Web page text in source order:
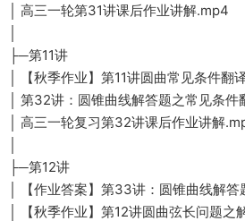
│ 高三一轮第31讲课后作业讲解.mp4
├─第11讲
│ 【秋季作业】第11讲圆曲常见条件翻
│ 第32讲：圆锥曲线解答题之常见条件
│ 高三一轮复习第32讲课后作业讲解
├─第12讲
│ 【作业答案】第33讲：圆锥曲线解
│ 【秋季作业】第12讲圆曲弦长问题之